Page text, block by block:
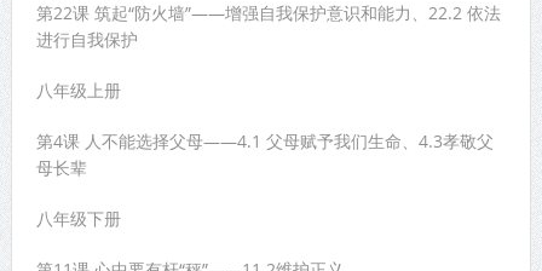
第22课 筑起“防火墙”——增强自我保护意识和能力、22.2 依法
进行自我保护
八年级上册
第4课 人不能选择父母——4.1 父母赋予我们生命、4.3孝敬父
母长辈
八年级下册